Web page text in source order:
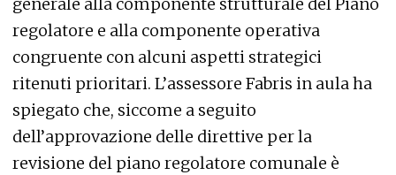
generale alla componente strutturale del Piano
regolatore e alla componente operativa
congruente con alcuni aspetti strategici
ritenuti prioritari. L’assessore Fabris in aula ha
spiegato che, siccome a seguito
dell’approvazione delle direttive per la
revisione del piano regolatore comunale è